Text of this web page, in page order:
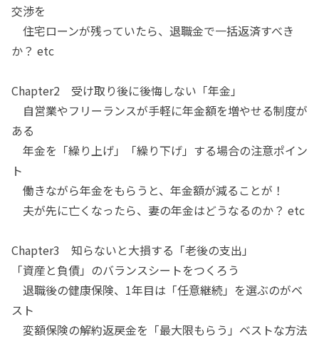
交渉を
住宅ローンが残っていたら、退職金で一括返済すべき
か？ etc
Chapter2 受け取り後に後悔しない「年金」
自営業やフリーランスが手軽に年金額を増やせる制度が
ある
年金を「繰り上げ」「繰り下げ」する場合の注意ポイン
ト
働きながら年金をもらうと、年金額が減ることが！
夫が先に亡くなったら、妻の年金はどうなるのか？ etc
Chapter3 知らないと大損する「老後の支出」
「資産と負債」のバランスシートをつくろう
退職後の健康保険、1年目は「任意継続」を選ぶのがベ
スト
変額保険の解約返戻金を「最大限もらう」ベストな方法